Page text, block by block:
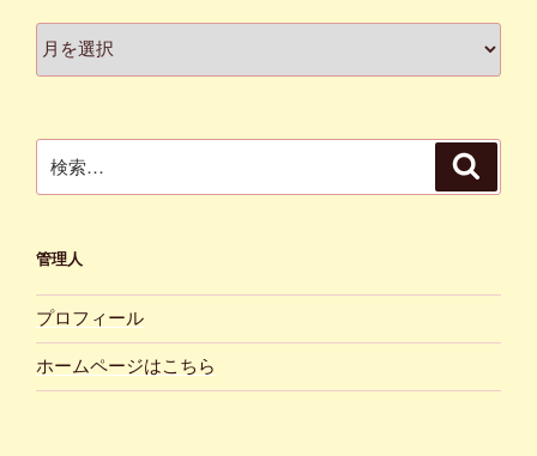
ー
索:
管理人
プロフィール
ホームページはこちら